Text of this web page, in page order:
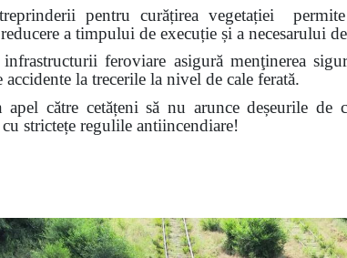
pentru curățirea vegetației
a timpului de execuție și a necesarului
infrastructurii feroviare asigură menţinerea
la trecerile la nivel de cale ferată.
apel către cetățenisă nu arunce deșeurile de
strictețe regulile antiincendiare!